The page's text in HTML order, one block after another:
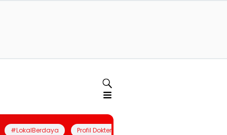
#LokalBerdaya Profil Dokter